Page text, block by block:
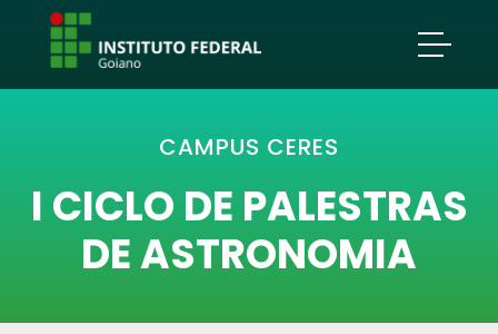
CAMPUS CERES
I CICLO DE PALESTRAS
DE ASTRONOMIA